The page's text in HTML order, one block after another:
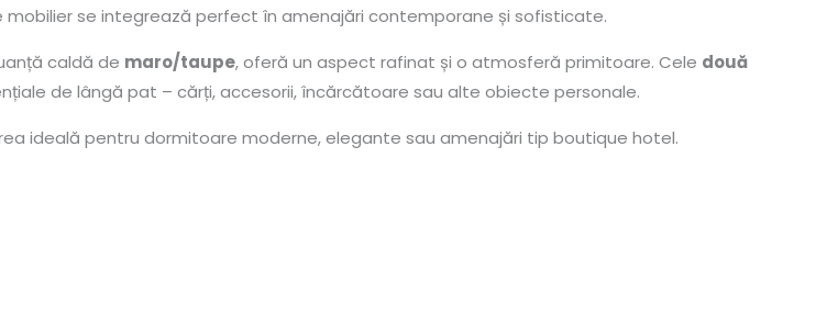
se integrează perfect în amenajări contemporane și sofisticate.
caldă de maro/taupe, oferă un aspect rafinat și o atmosferă primitoare. Cele două
de lângă pat – cărți, accesorii, încărcătoare sau alte obiecte personale.
ideală pentru dormitoare moderne, elegante sau amenajări tip boutique hotel.